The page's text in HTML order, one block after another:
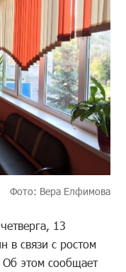
Фото: Вера Елфимова
13
в связи с ростом
этом сообщает